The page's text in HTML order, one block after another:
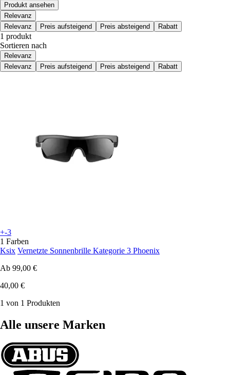
Produkt ansehen
Relevanz
Relevanz
Preis aufsteigend Preis absteigend Rabatt
1 produkt
Sortieren nach
Relevanz
Relevanz
Preis aufsteigend Preis absteigend Rabatt
+-3
1 Farben
Ksix Vernetzte Sonnenbrille Kategorie 3 Phoenix
Ab 99,00 €
40,00 €
1 von 1 Produkten
Alle unsere Marken